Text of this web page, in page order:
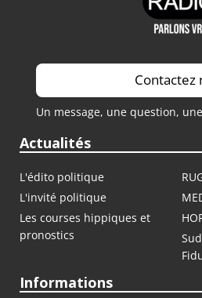
Contactez
Un message, une question,
Actualités
L'édito politique
L'invité politique
Les courses hippiques et
pronostics
Informations